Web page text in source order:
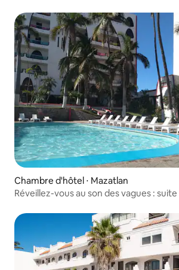
Chambre d'hôtel ⋅ Mazatlan
Réveillez-vous au son des vagues :